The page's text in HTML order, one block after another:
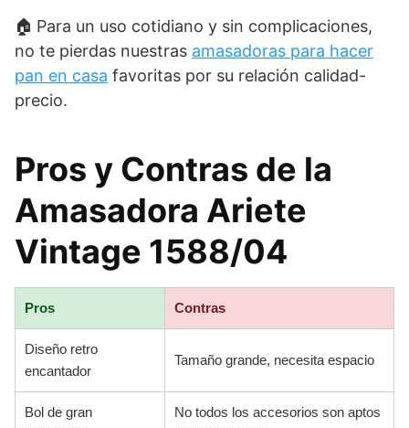
🏠 Para un uso cotidiano y sin complicaciones,
no te pierdas nuestras amasadoras para hacer
pan en casa favoritas por su relación calidad-
precio.
Pros y Contras de la
Amasadora Ariete
Vintage 1588/04
Pros Contras
Diseño retro
encantador
Tamaño grande, necesita espacio
Bol de gran
No todos los accesorios son aptos